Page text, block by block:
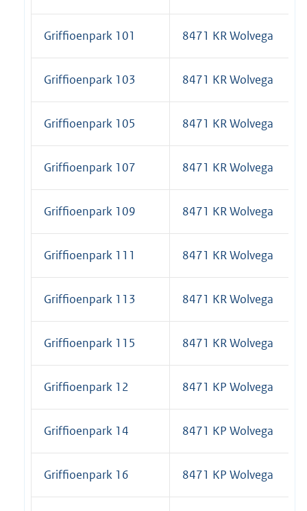
Griffioenpark 101 8471 KR Wolvega
Griffioenpark 103 8471 KR Wolvega
Griffioenpark 105 8471 KR Wolvega
Griffioenpark 107 8471 KR Wolvega
Griffioenpark 109 8471 KR Wolvega
Griffioenpark 111 8471 KR Wolvega
Griffioenpark 113 8471 KR Wolvega
Griffioenpark 115 8471 KR Wolvega
Griffioenpark 12 8471 KP Wolvega
Griffioenpark 14 8471 KP Wolvega
Griffioenpark 16 8471 KP Wolvega